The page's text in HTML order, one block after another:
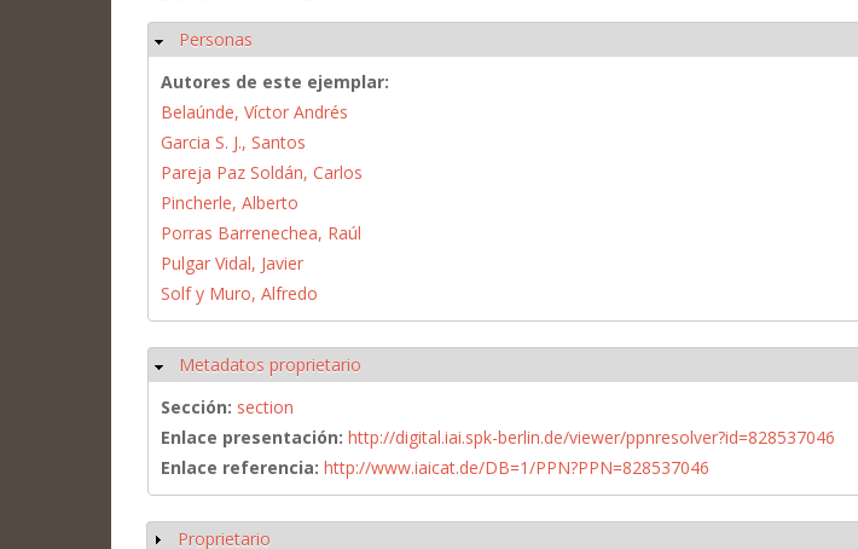
Ocultar
Personas
Autores de este ejemplar:
Belaúnde, Víctor Andrés
Garcia S. J., Santos
Pareja Paz Soldán, Carlos
Pincherle, Alberto
Porras Barrenechea, Raúl
Pulgar Vidal, Javier
Solf y Muro, Alfredo
Ocultar
Metadatos proprietario
Sección: section
Enlace presentación: http://digital.iai.spk-berlin.de/viewer/ppnresolver?id=828537046
Enlace referencia: http://www.iaicat.de/DB=1/PPN?PPN=828537046
Mostrar
Proprietario